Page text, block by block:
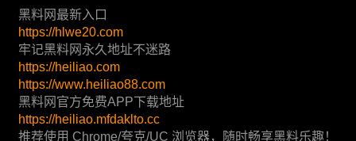
黑料网最新入口
https://hlwe20.com
牢记黑料网永久地址不迷路
https://heiliao.com
https://www.heiliao88.com
黑料网官方免费APP下载地址
https://heiliao.mfdaklto.cc
推荐使用 Chrome/夸克/UC 浏览器，随时畅享黑料乐趣！